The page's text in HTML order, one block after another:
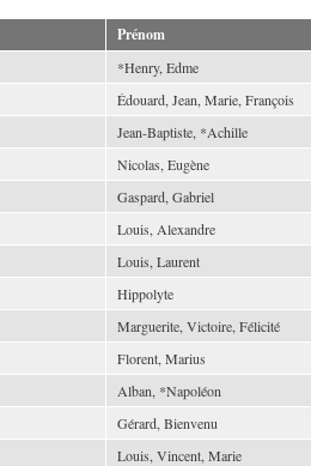
Prénom
*Henry, Edme
Édouard, Jean, Marie, François
Jean-Baptiste, *Achille
Nicolas, Eugène
Gaspard, Gabriel
Louis, Alexandre
Louis, Laurent
Hippolyte
Marguerite, Victoire, Félicité
Florent, Marius
Alban, *Napoléon
Gérard, Bienvenu
Louis, Vincent, Marie